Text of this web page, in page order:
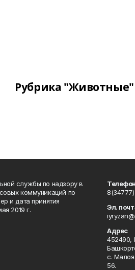
Рубрика "Животные"
службы по надзору в
коммуникаций по
и дата принятия
2019 г.
Телефон
Эл.
Адрес
452490,
с.
56.